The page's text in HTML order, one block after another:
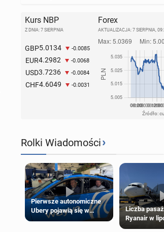
Kurs NBP
Z DNIA: 7 SIERPNIA
GBP5.0134 -0.0085
EUR4.2982 -0.0068
USD3.7236 -0.0084
CHF4.6049 -0.0031
Forex
AKTUALIZACJA: 7 SIERPNIA,
Źródło:
Rolki Wiadomości›
Pierwsze autonomiczne
Ubery pojawią się w
Londynie jeszcze tego
Liczba
Ryanair w
rekord